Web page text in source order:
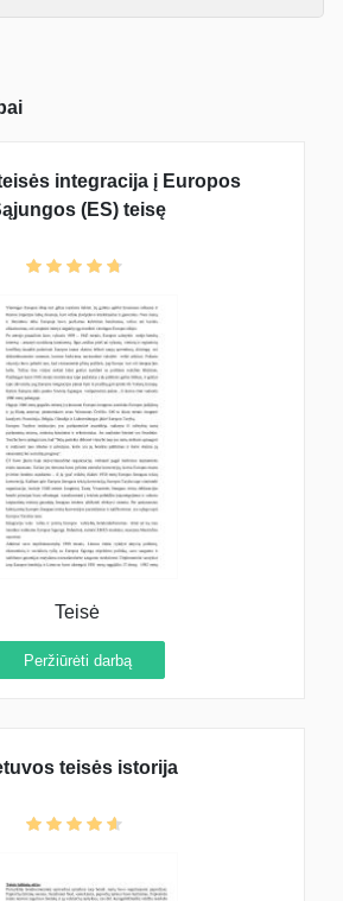
integracija į Europos
(ES) teisę
Teisė
Peržiūrėti darbą
teisės istorija